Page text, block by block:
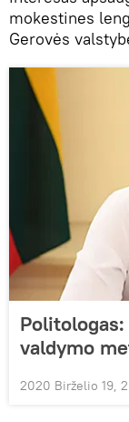
mokestines
Gerovės
valdymo
2020 Birželio 19,